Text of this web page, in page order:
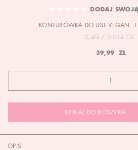
BEGINNING
DODAJ
KONTURÓWKA DO UST VEGAN -
0,4G / 0.014 OZ.
39,99 ZŁ
DODAJ DO KOSZYKA
OPIS